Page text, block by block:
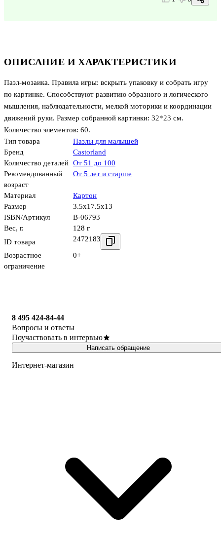
ОПИСАНИЕ И ХАРАКТЕРИСТИКИ
Пазл-мозаика. Правила игры: вскрыть упаковку и собрать игру
по картинке. Способствуют развитию образного и логического
мышления, наблюдательности, мелкой моторики и координации
движений руки. Размер собранной картинки: 32*23 см.
Количество элементов: 60.
Тип товара
Пазлы для малышей
Бренд
Castorland
Количество деталей От 51 до 100
Рекомендованный
возраст
От 5 лет и старше
Материал
Картон
Размер
3.5x17.5x13
ISBN/Артикул
В-06793
Вес, г.
128 г
ID товара
2472183
Возрастное
ограничение
0+
8 495 424-84-44
Вопросы и ответы
Поучаствовать в интервью
Написать обращение
Интернет-магазин